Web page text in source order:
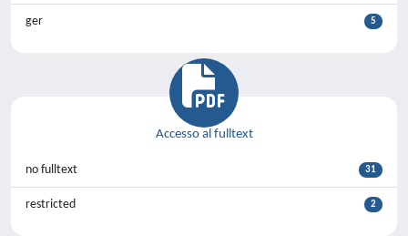
ger 5
Accesso al fulltext
no fulltext 31
restricted 2